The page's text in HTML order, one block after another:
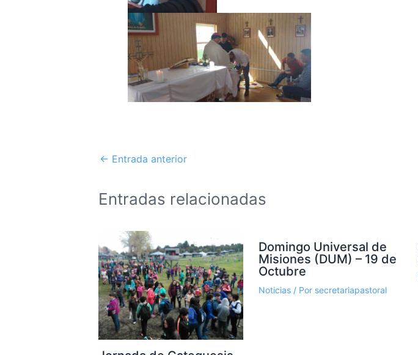
← Entrada anterior
Entradas relacionadas
Domingo Universal de
Misiones (DUM) – 19 de
Octubre
Noticias/ Por secretariapastoral